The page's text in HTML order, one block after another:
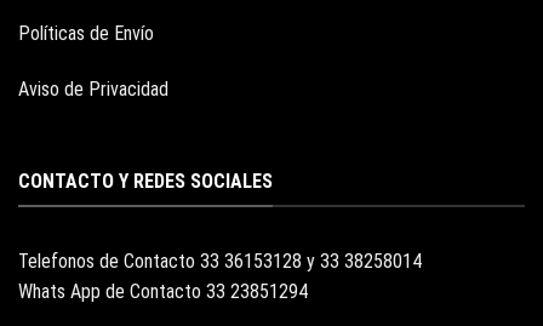
Políticas de Envío
Aviso de Privacidad
CONTACTO Y REDES SOCIALES
Telefonos de Contacto 33 36153128 y 33 38258014
Whats App de Contacto 33 23851294